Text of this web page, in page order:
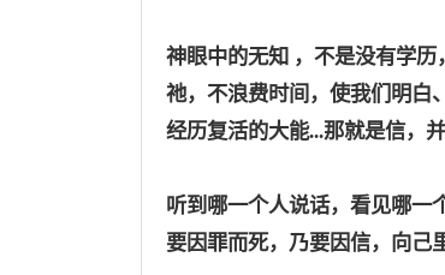
神眼中的无知 ，不是没有学
祂，不浪费时间，使我们明白
经历复活的大能...那就是信，
听到哪一个人说话，看见哪一
要因罪而死，乃要因信，向己